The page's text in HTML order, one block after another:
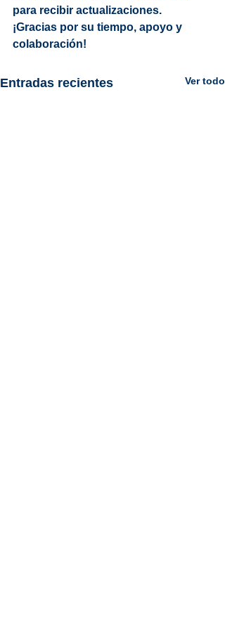
para recibir actualizaciones.
¡Gracias por su tiempo, apoyo y
colaboración!
Entradas recientes Ver todo